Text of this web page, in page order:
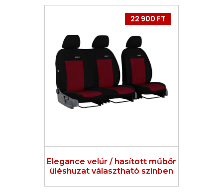
22 900 FT
Elegance velúr / hasított műbőr
üléshuzat választható színben